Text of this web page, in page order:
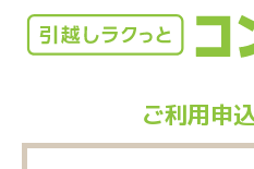
ご利用申